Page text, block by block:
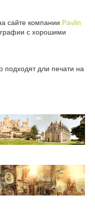
сайте компании Pavlin
с хорошими
дли печати на